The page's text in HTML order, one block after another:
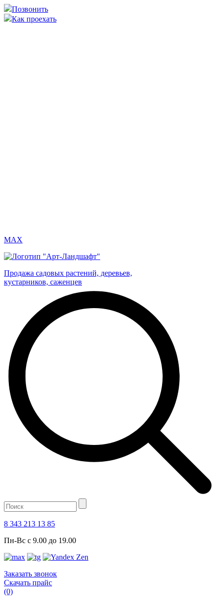
Позвонить
Как проехать
MAX
Продажа садовых растений, деревьев,
кустарников, саженцев
8 343 213 13 85
Пн-Вс с 9.00 до 19.00
Заказать звонок
Скачать прайс
(0)